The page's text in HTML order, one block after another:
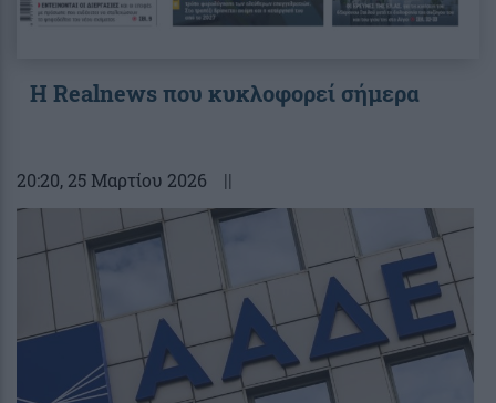
Η Realnews που κυκλοφορεί σήμερα
20:20, 25 Μαρτίου 2026 ||